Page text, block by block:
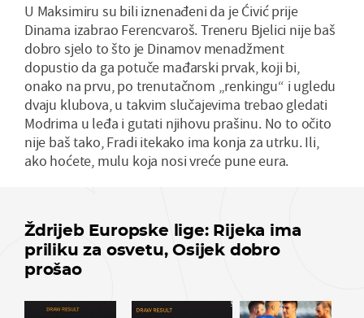
U Maksimiru su bili iznenađeni da je Ćivić prije
Dinama izabrao Ferencvaroš. Treneru Bjelici nije baš
dobro sjelo to što je Dinamov menadžment
dopustio da ga potuče mađarski prvak, koji bi,
onako na prvu, po trenutačnom „renkingu“ i ugledu
dvaju klubova, u takvim slučajevima trebao gledati
Modrima u leđa i gutati njihovu prašinu. No to očito
nije baš tako, Fradi itekako ima konja za utrku. Ili,
ako hoćete, mulu koja nosi vreće pune eura.
Ždrijeb Europske lige: Rijeka ima
priliku za osvetu, Osijek dobro
prošao